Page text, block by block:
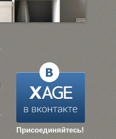
Присоединяйтесь!